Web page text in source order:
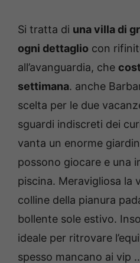
Si tratta di una villa di
ogni dettaglio con
all’avanguardia, che
settimana. anche
scelta per le due
sguardi indiscreti dei
vanta un enorme
possono giocare e una
piscina. Meravigliosa la
colline della pianura
bollente sole estivo.
ideale per ritrovare
spesso mancano ai vip